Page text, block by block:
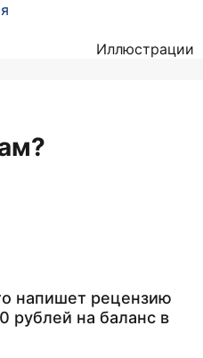
Иллюстрации
напишет рецензию
рублей на баланс в